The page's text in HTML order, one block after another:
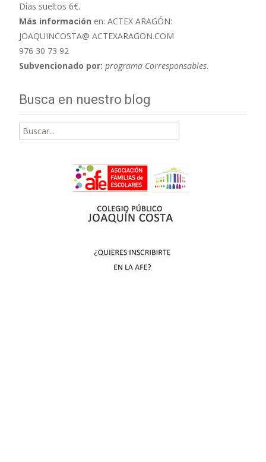
Días sueltos 6€.
Más información en: ACTEX ARAGÓN:
JOAQUINCOSTA@ ACTEXARAGON.COM
976 30 73 92
Subvencionado por: programa Corresponsables.
Busca en nuestro blog
Buscar
por: